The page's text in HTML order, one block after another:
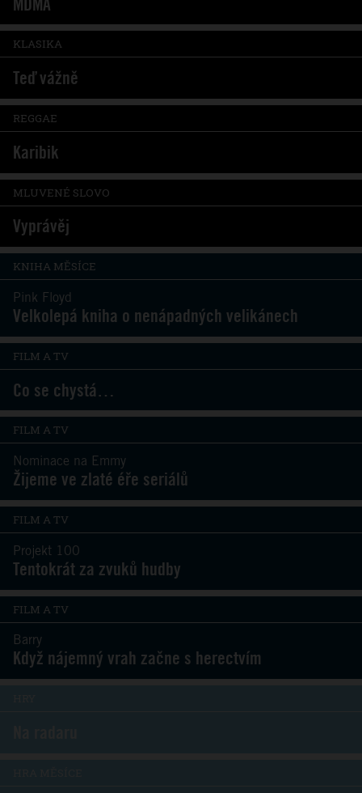
KLASIKA
Teď vážně
REGGAE
Karibik
MLUVENÉ SLOVO
Vyprávěj
KNIHA MĚSÍCE
Pink Floyd
Velkolepá kniha o nenápadných velikánech
FILM A TV
Co se chystá…
FILM A TV
Nominace na Emmy
Žijeme ve zlaté éře seriálů
FILM A TV
Projekt 100
Tentokrát za zvuků hudby
FILM A TV
Barry
Když nájemný vrah začne s herectvím